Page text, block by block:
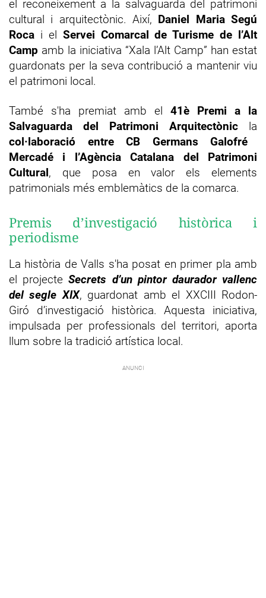
el reconeixement a la salvaguarda del patrimoni
cultural i arquitectònic. Així, Daniel Maria Segú
Roca i el Servei Comarcal de Turisme de l’Alt
Camp amb la iniciativa “Xala l’Alt Camp” han estat
guardonats per la seva contribució a mantenir viu
el patrimoni local.
També s'ha premiat amb el 41è Premi a la
Salvaguarda del Patrimoni Arquitectònic la
col·laboració entre CB Germans Galofré
Mercadé i l’Agència Catalana del Patrimoni
Cultural, que posa en valor els elements
patrimonials més emblemàtics de la comarca.
Premis d’investigació històrica i
periodisme
La història de Valls s'ha posat en primer pla amb
el projecteSecrets d’un pintor daurador vallenc
del segle XIX, guardonat amb el XXCIII Rodon-
Giró d’investigació històrica. Aquesta iniciativa,
impulsada per professionals del territori, aporta
llum sobre la tradició artística local.